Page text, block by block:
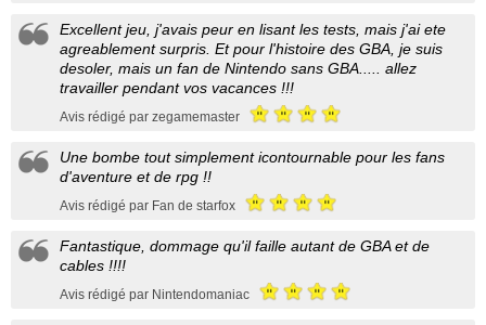
Excellent jeu, j'avais peur en lisant les tests, mais j'ai ete
agreablement surpris. Et pour l'histoire des GBA, je suis
desoler, mais un fan de Nintendo sans GBA..... allez
travailler pendant vos vacances !!!
Avis rédigé par zegamemaster
Une bombe tout simplement icontournable pour les fans
d'aventure et de rpg !!
Avis rédigé par Fan de starfox
Fantastique, dommage qu'il faille autant de GBA et de
cables !!!!
Avis rédigé par Nintendomaniac